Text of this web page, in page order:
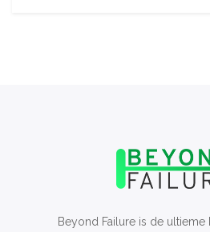
Beyond Failure is de